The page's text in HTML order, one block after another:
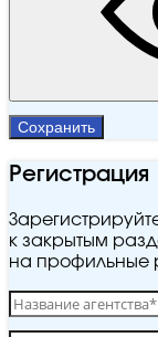
Сохранить
Регистрация
к закрытым
на профильные